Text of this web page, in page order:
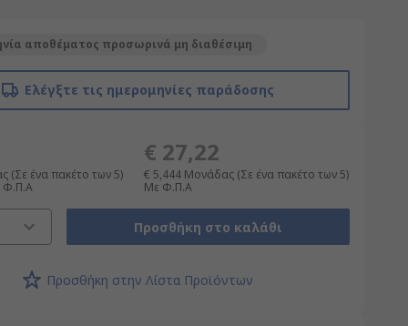
αποθέματος προσωρινά μη διαθέσιμη
Ελέγξτε τις ημερομηνίες παράδοσης
(Σε ένα πακέτο των 5)
Φ.Π.Α
€ 27,22
€ 5,444 Μονάδας (Σε ένα πακέτο των 5)
Με Φ.Π.Α
Προσθήκη στο καλάθι
Προσθήκη στην Λίστα Προϊόντων